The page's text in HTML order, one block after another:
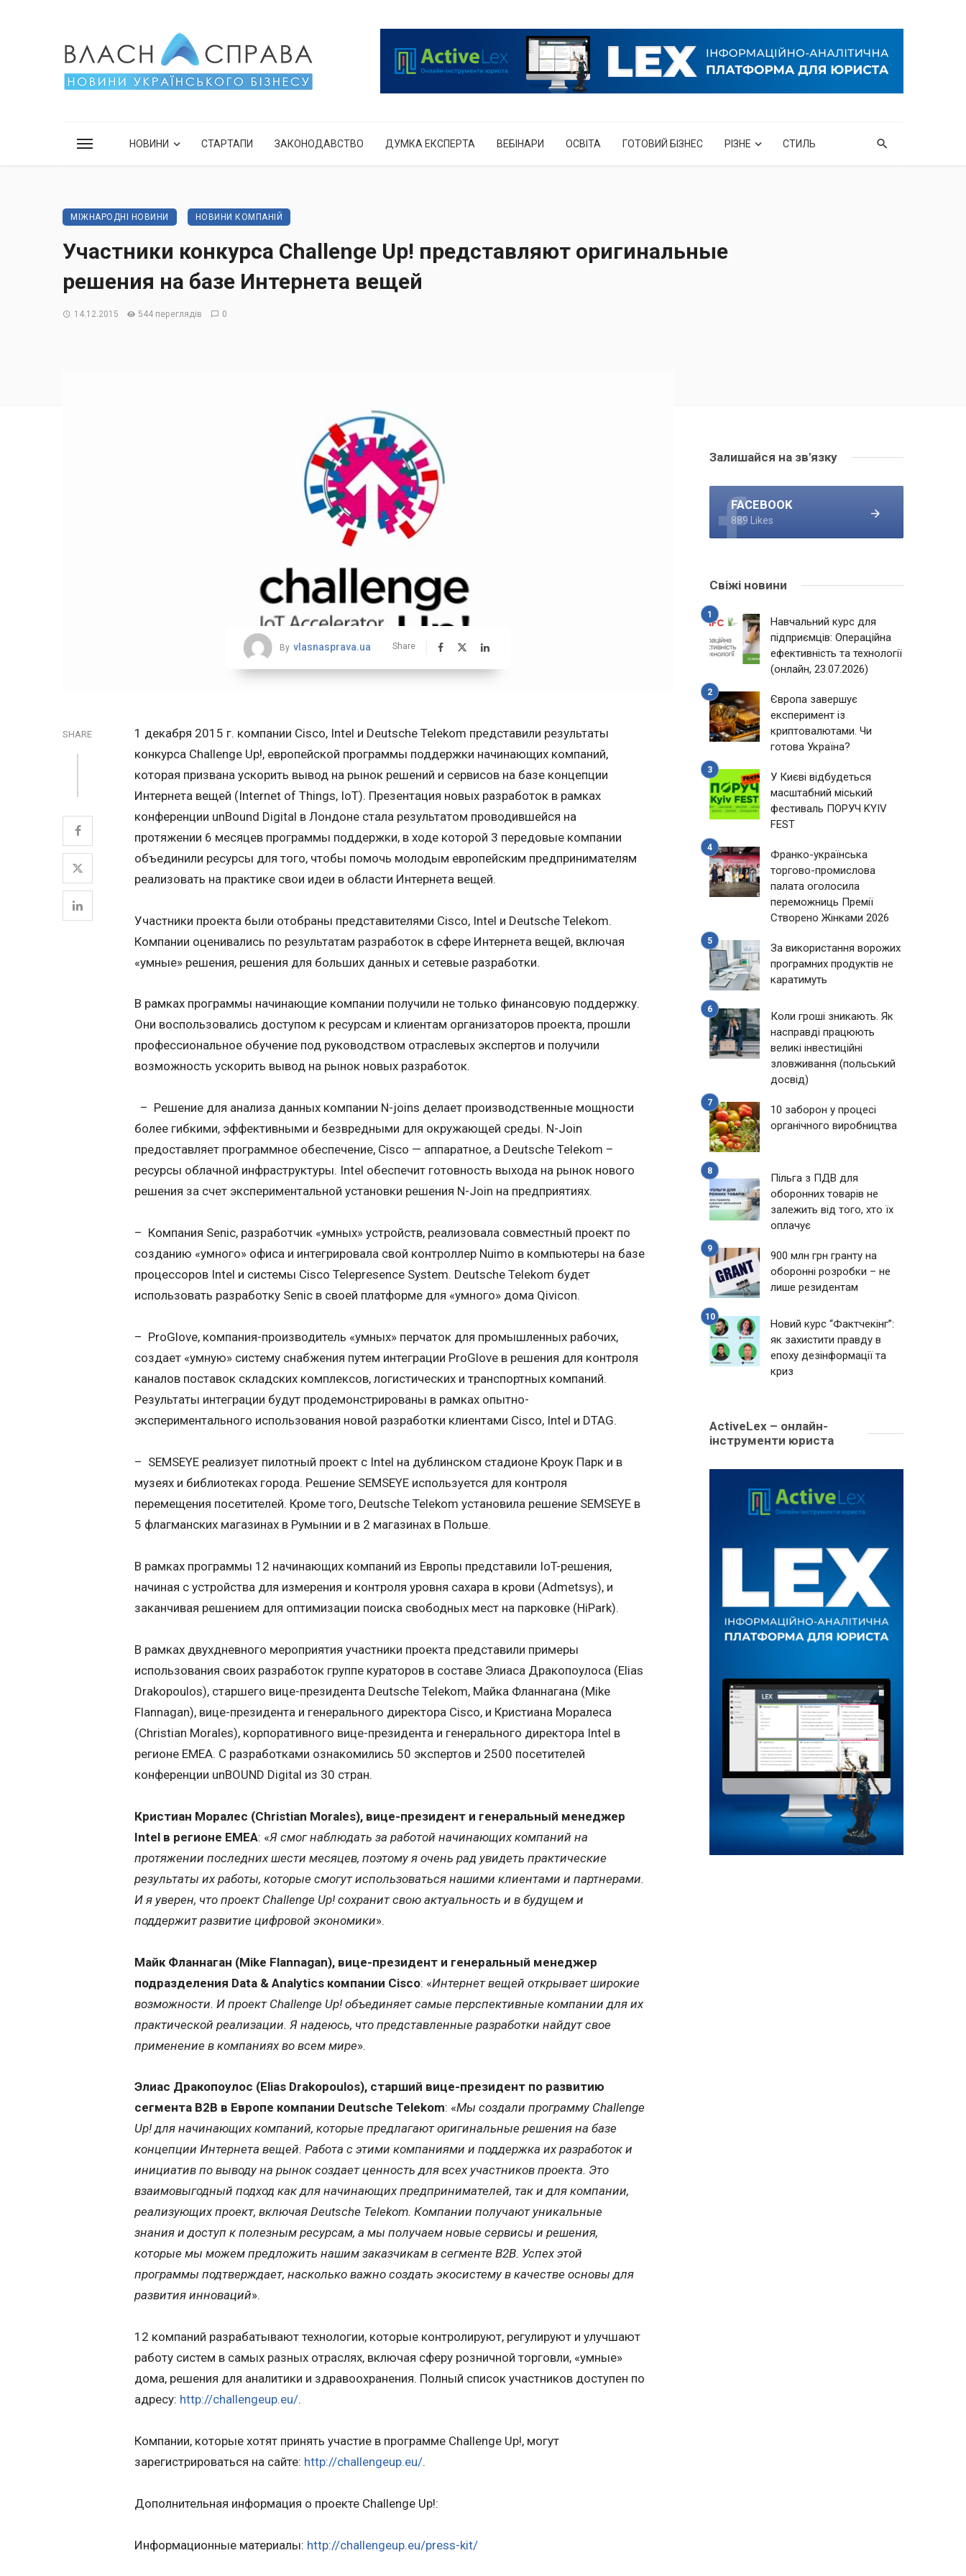
НОВИНИ СТАРТАПИ ЗАКОНОДАВСТВО ДУМКА ЕКСПЕРТА ВЕБІНАРИ ОСВІТА ГОТОВИЙ БІЗНЕС РІЗНЕ СТИЛЬ
МІЖНАРОДНІ НОВИНИ НОВИНИ КОМПАНІЙ
Участники конкурса Challenge Up! представляют оригинальные
решения на базе Интернета вещей
14.12.2015 544 переглядів 0
By vlasnasprava.ua Share
SHARE
1 декабря 2015 г. компании Cisco, Intel и Deutsche Telekom представили результаты
конкурса Challenge Up!, европейской программы поддержки начинающих компаний,
которая призвана ускорить вывод на рынок решений и сервисов на базе концепции
Интернета вещей (Internet of Things, IoT). Презентация новых разработок в рамках
конференции unBound Digital в Лондоне стала результатом проводившейся на
протяжении 6 месяцев программы поддержки, в ходе которой 3 передовые компании
объединили ресурсы для того, чтобы помочь молодым европейским предпринимателям
реализовать на практике свои идеи в области Интернета вещей.
Участники проекта были отобраны представителями Cisco, Intel и Deutsche Telekom.
Компании оценивались по результатам разработок в сфере Интернета вещей, включая
«умные» решения, решения для больших данных и сетевые разработки.
В рамках программы начинающие компании получили не только финансовую поддержку.
Они воспользовались доступом к ресурсам и клиентам организаторов проекта, прошли
профессиональное обучение под руководством отраслевых экспертов и получили
возможность ускорить вывод на рынок новых разработок.
– Решение для анализа данных компании N-joins делает производственные мощности
более гибкими, эффективными и безвредными для окружающей среды. N-Join
предоставляет программное обеспечение, Cisco — аппаратное, а Deutsche Telekom –
ресурсы облачной инфраструктуры. Intel обеспечит готовность выхода на рынок нового
решения за счет экспериментальной установки решения N-Join на предприятиях.
– Компания Senic, разработчик «умных» устройств, реализовала совместный проект по
созданию «умного» офиса и интегрировала свой контроллер Nuimo в компьютеры на базе
процессоров Intel и системы Cisco Telepresence System. Deutsche Telekom будет
использовать разработку Senic в своей платформе для «умного» дома Qivicon.
– ProGlove, компания-производитель «умных» перчаток для промышленных рабочих,
создает «умную» систему снабжения путем интеграции ProGlove в решения для контроля
каналов поставок складских комплексов, логистических и транспортных компаний.
Результаты интеграции будут продемонстрированы в рамках опытно-
экспериментального использования новой разработки клиентами Cisco, Intel и DTAG.
– SEMSEYE реализует пилотный проект с Intel на дублинском стадионе Кроук Парк и в
музеях и библиотеках города. Решение SEMSEYE используется для контроля
перемещения посетителей. Кроме того, Deutsche Telekom установила решение SEMSEYE в
5 флагманских магазинах в Румынии и в 2 магазинах в Польше.
В рамках программы 12 начинающих компаний из Европы представили IoT-решения,
начиная с устройства для измерения и контроля уровня сахара в крови (Admetsys), и
заканчивая решением для оптимизации поиска свободных мест на парковке (HiPark).
В рамках двухдневного мероприятия участники проекта представили примеры
использования своих разработок группе кураторов в составе Элиаса Дракопоулоса (Elias
Drakopoulos), старшего вице-президента Deutsche Telekom, Майка Фланнагана (Mike
Flannagan), вице-президента и генерального директора Cisco, и Кристиана Моралеса
(Christian Morales), корпоративного вице-президента и генерального директора Intel в
регионе EMEA. C разработками ознакомились 50 экспертов и 2500 посетителей
конференции unBOUND Digital из 30 стран.
Кристиан Моралес (Christian Morales), вице-президент и генеральный менеджер
Intel в регионе EMEA: «Я смог наблюдать за работой начинающих компаний на
протяжении последних шести месяцев, поэтому я очень рад увидеть практические
результаты их работы, которые смогут использоваться нашими клиентами и партнерами.
И я уверен, что проект Challenge Up! сохранит свою актуальность и в будущем и
поддержит развитие цифровой экономики».
Майк Фланнаган (Mike Flannagan), вице-президент и генеральный менеджер
подразделения Data & Analytics компании Cisco: «Интернет вещей открывает широкие
возможности. И проект Challenge Up! объединяет самые перспективные компании для их
практической реализации. Я надеюсь, что представленные разработки найдут свое
применение в компаниях во всем мире».
Элиас Дракопоулос (Elias Drakopoulos), старший вице-президент по развитию
сегмента B2B в Европе компании Deutsche Telekom: «Мы создали программу Challenge
Up! для начинающих компаний, которые предлагают оригинальные решения на базе
концепции Интернета вещей. Работа с этими компаниями и поддержка их разработок и
инициатив по выводу на рынок создает ценность для всех участников проекта. Это
взаимовыгодный подход как для начинающих предпринимателей, так и для компании,
реализующих проект, включая Deutsche Telekom. Компании получают уникальные
знания и доступ к полезным ресурсам, а мы получаем новые сервисы и решения,
которые мы можем предложить нашим заказчикам в сегменте B2B. Успех этой
программы подтверждает, насколько важно создать экосистему в качестве основы для
развития инноваций».
12 компаний разрабатывают технологии, которые контролируют, регулируют и улучшают
работу систем в самых разных отраслях, включая сферу розничной торговли, «умные»
дома, решения для аналитики и здравоохранения. Полный список участников доступен по
адресу: http://challengeup.eu/.
Компании, которые хотят принять участие в программе Challenge Up!, могут
зарегистрироваться на сайте: http://challengeup.eu/.
Дополнительная информация о проекте Challenge Up!:
Информационные материалы: http://challengeup.eu/press-kit/
Залишайся на зв'язку
FACEBOOK
889 Likes
Свіжі новини
Навчальний курс для
підприємців: Операційна
ефективність та технології
(онлайн, 23.07.2026)
Європа завершує
експеримент із
криптовалютами. Чи
готова Україна?
У Києві відбудеться
масштабний міський
фестиваль ПОРУЧ KYIV
FEST
Франко-українська
торгово-промислова
палата оголосила
переможниць Премії
Створено Жінками 2026
За використання ворожих
програмних продуктів не
каратимуть
Коли гроші зникають. Як
насправді працюють
великі інвестиційні
зловживання (польський
досвід)
10 заборон у процесі
органічного виробництва
Пільга з ПДВ для
оборонних товарів не
залежить від того, хто їх
оплачує
900 млн грн гранту на
оборонні розробки – не
лише резидентам
Новий курс “Фактчекінг”:
як захистити правду в
епоху дезінформації та
криз
ActiveLex – онлайн-
інструменти юриста